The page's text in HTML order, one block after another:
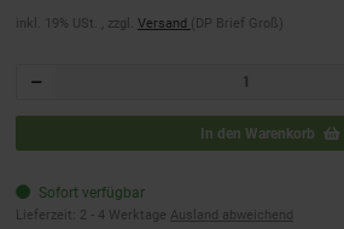
inkl. 19% USt. , zzgl. Versand (DP Brief Groß)
In den Warenkorb
Sofort verfügbar
Lieferzeit: 2 - 4 Werktage Ausland abweichend